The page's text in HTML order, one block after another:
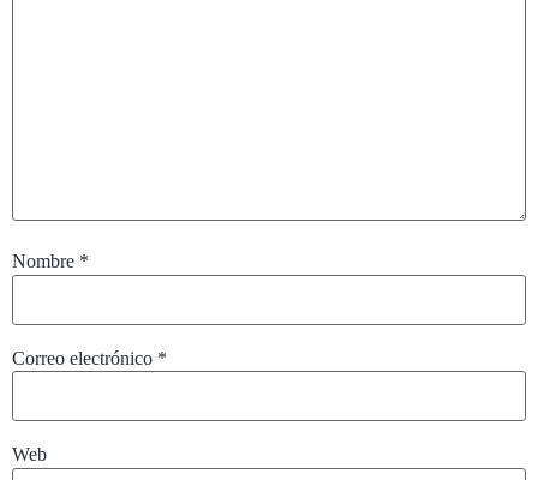
Nombre *
Correo electrónico *
Web